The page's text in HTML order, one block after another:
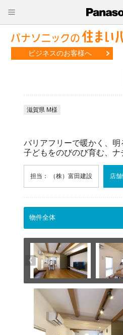
ビジネスのお客様へ
滋賀県 M様
バリアフリーで暖かく、明
子どもをのびのび育む、ナ
担当： （株）富田建設 店